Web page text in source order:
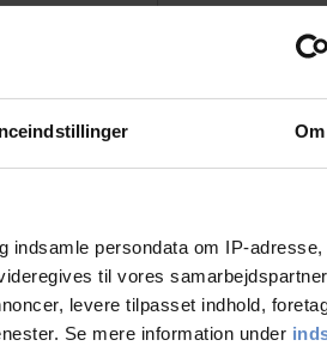
Om
persondata om IP-adresse,
til vores
levere tilpasset indhold,
Se mere information under
Minigolf